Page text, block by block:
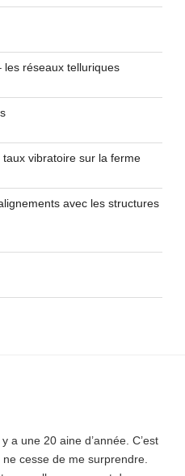
les réseaux telluriques
vibratoire sur la ferme
avec les structures
a une 20 aine d’année. C’est
cesse de me surprendre.